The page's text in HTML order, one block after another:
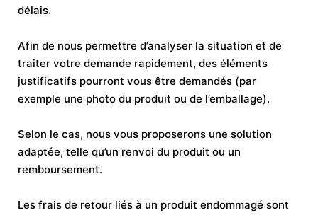
délais.
Afin de nous permettre d’analyser la situation et de
traiter votre demande rapidement, des éléments
justificatifs pourront vous être demandés (par
exemple une photo du produit ou de l’emballage).
Selon le cas, nous vous proposerons une solution
adaptée, telle qu’un renvoi du produit ou un
remboursement.
Les frais de retour liés à un produit endommagé sont